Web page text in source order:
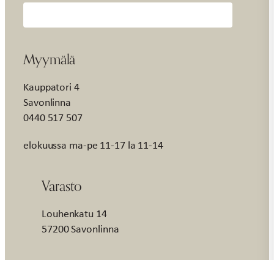
Myymälä
Kauppatori 4
Savonlinna
0440 517 507
elokuussa ma-pe 11-17 la 11-14
Varasto
Louhenkatu 14
57200 Savonlinna